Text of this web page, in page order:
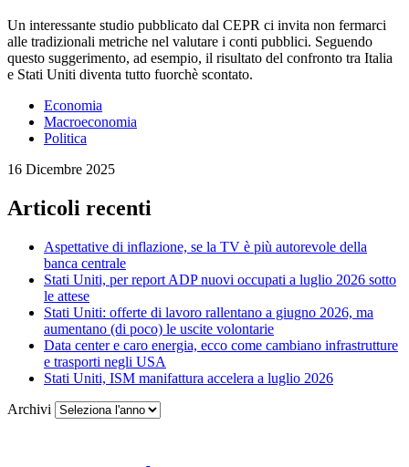
Un interessante studio pubblicato dal CEPR ci invita non fermarci
alle tradizionali metriche nel valutare i conti pubblici. Seguendo
questo suggerimento, ad esempio, il risultato del confronto tra Italia
e Stati Uniti diventa tutto fuorchè scontato.
Economia
Macroeconomia
Politica
16 Dicembre 2025
Articoli recenti
Aspettative di inflazione, se la TV è più autorevole della
banca centrale
Stati Uniti, per report ADP nuovi occupati a luglio 2026 sotto
le attese
Stati Uniti: offerte di lavoro rallentano a giugno 2026, ma
aumentano (di poco) le uscite volontarie
Data center e caro energia, ecco come cambiano infrastrutture
e trasporti negli USA
Stati Uniti, ISM manifattura accelera a luglio 2026
Archivi